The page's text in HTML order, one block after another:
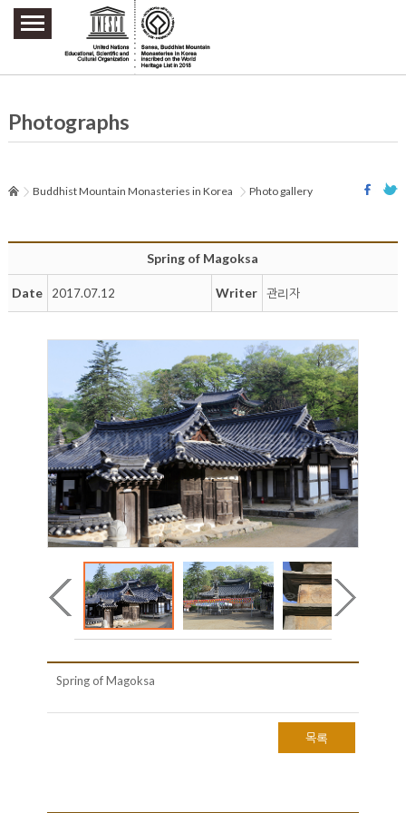
주요메뉴 바로가기
본문 바로가기
하단메뉴 바로가기
Photographs
Buddhist Mountain Monasteries in Korea Photo gallery
Spring of Magoksa
Date 2017.07.12 Writer 관리자
Spring of Magoksa
목록